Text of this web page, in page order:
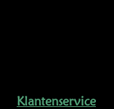
Klantenservice